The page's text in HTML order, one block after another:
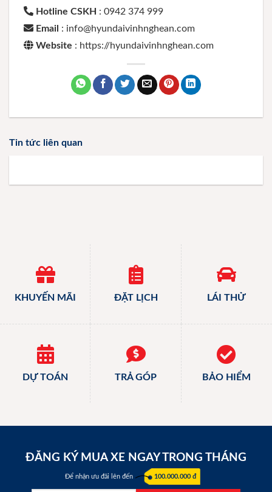
Hotline CSKH : 0942 374 999
Email : info@hyundaivinhnghean.com
Website : https://hyundaivinhnghean.com
Tin tức liên quan
KHUYẾN MÃI ĐẶT LỊCH LÁI THỬ
DỰ TOÁN TRẢ GÓP BẢO HIỂM
ĐĂNG KÝ MUA XE NGAY TRONG THÁNG
Để nhận ưu đãi lên đến 100.000.000 đ